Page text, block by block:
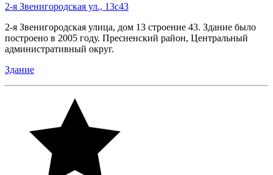
2-я Звенигородская ул., 13с43
2-я Звенигородская улица, дом 13 строение 43. Здание было
построено в 2005 году. Пресненский район, Центральный
административный округ.
Здание